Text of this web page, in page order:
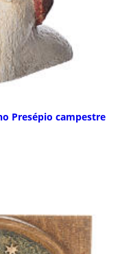
Presépio campestre